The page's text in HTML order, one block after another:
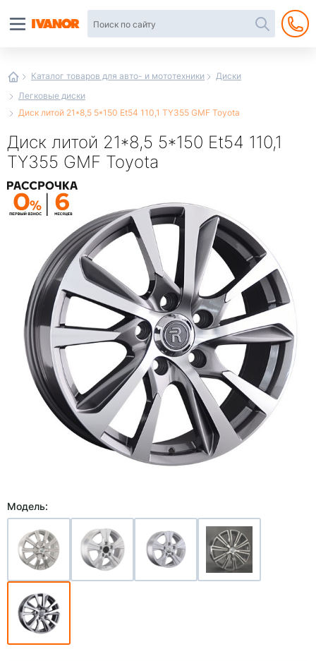
Каталог товаров для авто- и мототехники
Диски
Легковые диски
Диск литой 21*8,5 5*150 Et54 110,1 TY355 GMF Toyota
Диск литой 21*8,5 5*150 Et54 110,1
TY355 GMF Toyota
Модель:
интернет-